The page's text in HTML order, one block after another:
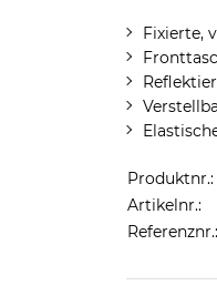
Fixierte,
Produktnr.:
Artikelnr.:
Referenznr.: